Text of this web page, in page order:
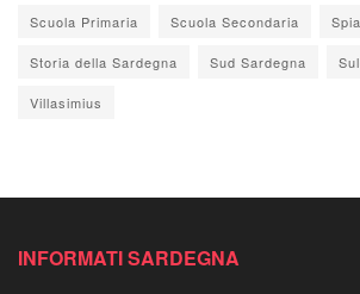
Scuola Primaria Scuola Secondaria
Storia della Sardegna Sud Sardegna
Villasimius
INFORMATI SARDEGNA